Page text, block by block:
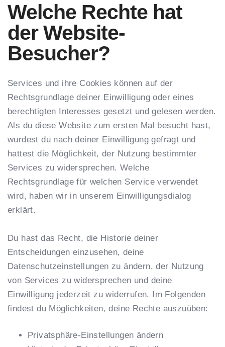
Welche Rechte hat
der Website-
Besucher?
Services und ihre Cookies können auf der
Rechtsgrundlage deiner Einwilligung oder eines
berechtigten Interesses gesetzt und gelesen werden.
Als du diese Website zum ersten Mal besucht hast,
wurdest du nach deiner Einwilligung gefragt und
hattest die Möglichkeit, der Nutzung bestimmter
Services zu widersprechen. Welche
Rechtsgrundlage für welchen Service verwendet
wird, haben wir in unserem Einwilligungsdialog
erklärt.
Du hast das Recht, die Historie deiner
Entscheidungen einzusehen, deine
Datenschutzeinstellungen zu ändern, der Nutzung
von Services zu widersprechen und deine
Einwilligung jederzeit zu widerrufen. Im Folgenden
findest du Möglichkeiten, deine Rechte auszuüben:
Privatsphäre-Einstellungen ändern